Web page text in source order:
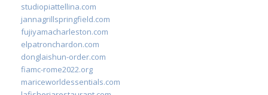
studiopiattellina.com
jannagrillspringfield.com
fujiyamacharleston.com
elpatronchardon.com
donglaishun-order.com
fiamc-rome2022.org
mariceworldessentials.com